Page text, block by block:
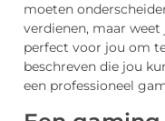
moeten
verdienen, maar weet
perfect voor jou om
beschreven die jou
een professioneel